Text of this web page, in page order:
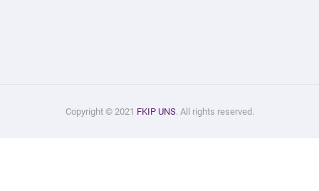
Copyright © 2021 FKIP UNS. All rights reserved.